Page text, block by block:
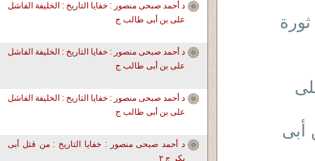
أبى
د أحمد صبحى منصور : خفايا التاريخ : الخليفة الفاشل
على بن أبى طالب ج
د أحمد صبحى منصور : خفايا التاريخ : الخليفة الفاشل
على بن أبى طالب ج
د أحمد صبحى منصور : خفايا التاريخ : الخليفة الفاشل
على بن أبى طالب ج
د أحمد صبحى منصور : خفايا التاريخ : من قتل أبى
بكر ج ٢